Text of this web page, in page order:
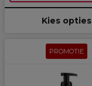
Kies opties
PROMOTIE